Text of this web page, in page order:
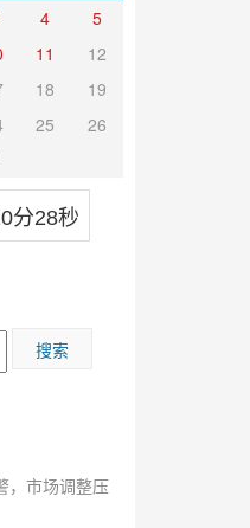
4
5
11
12
18
19
25
26
分29秒
，市场调整压